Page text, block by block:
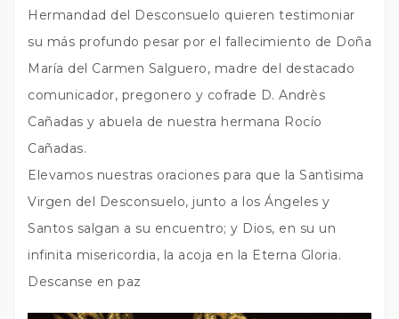
Hermandad del Desconsuelo quieren testimoniar
su más profundo pesar por el fallecimiento de Doña
María del Carmen Salguero, madre del destacado
comunicador, pregonero y cofrade D. Andrès
Cañadas y abuela de nuestra hermana Rocío
Cañadas.
Elevamos nuestras oraciones para que la Santìsima
Virgen del Desconsuelo, junto a los Ángeles y
Santos salgan a su encuentro; y Dios, en su un
infinita misericordia, la acoja en la Eterna Gloria.
Descanse en paz